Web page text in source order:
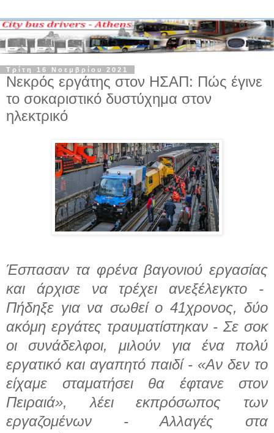
Τρίτη 16 Νοεμβρίου 2021
Νεκρός εργάτης στον ΗΣΑΠ: Πώς έγινε
το σοκαριστικό δυστύχημα στον
ηλεκτρικό
Έσπασαν τα φρένα βαγονιού εργασίας
και άρχισε να τρέχει ανεξέλεγκτο -
Πήδηξε για να σωθεί ο 41χρονος, δύο
ακόμη εργάτες τραυματίστηκαν - Σε σοκ
οι συνάδελφοι, μιλούν για ένα πολύ
εργατικό και αγαπητό παιδί - «Αν δεν το
είχαμε σταματήσει θα έφτανε στον
Πειραιά», λέει εκπρόσωπος των
εργαζομένων - Αλλαγές στα